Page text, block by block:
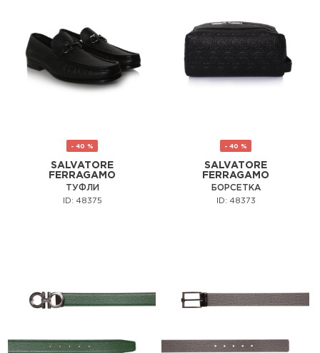
- 40 %
SALVATORE
FERRAGAMO
ТУФЛИ
ID: 48375
- 40 %
SALVATORE
FERRAGAMO
БОРСЕТКА
ID: 48373